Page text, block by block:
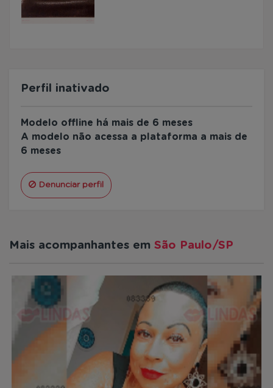
Perfil inativado
Modelo offline há mais de 6 meses
A modelo não acessa a plataforma a mais de
6 meses
Denunciar perfil
Mais acompanhantes em São Paulo/SP